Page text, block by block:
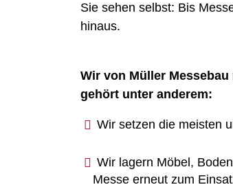
Sie sehen selbst: Bis
hinaus.
Wir von Müller
gehört unter anderem:
Wir setzen die meisten
Wir lagern Möbel,
Messe erneut zum